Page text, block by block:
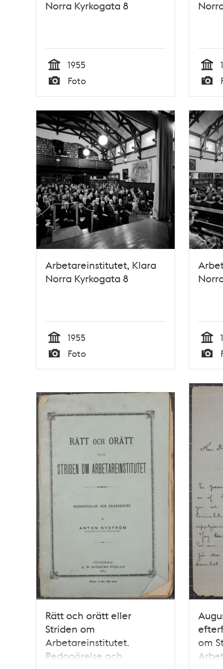
Norra Kyrkogata 8
Tid
1955
Typ
Foto Tid
Typ
Arbetareinstitutet, Klara
Norra Kyrkogata 8
Tid
1955
Typ
Foto Tid
Typ
Rätt och orätt eller
Striden om
Arbetareinstitutet.
Redogörelse och
om